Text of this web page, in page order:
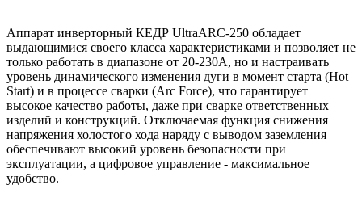
Аппарат инверторный КЕДР UltraARC-250 обладает
выдающимися своего класса характеристиками и позволяет не
только работать в диапазоне от 20-230А, но и настраивать
уровень динамического изменения дуги в момент старта (Hot
Start) и в процессе сварки (Arc Force), что гарантирует
высокое качество работы, даже при сварке ответственных
изделий и конструкций. Отключаемая функция снижения
напряжения холостого хода наряду с выводом заземления
обеспечивают высокий уровень безопасности при
эксплуатации, а цифровое управление - максимальное
удобство.